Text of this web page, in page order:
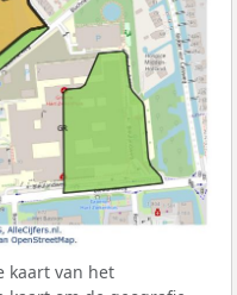
kaart van het